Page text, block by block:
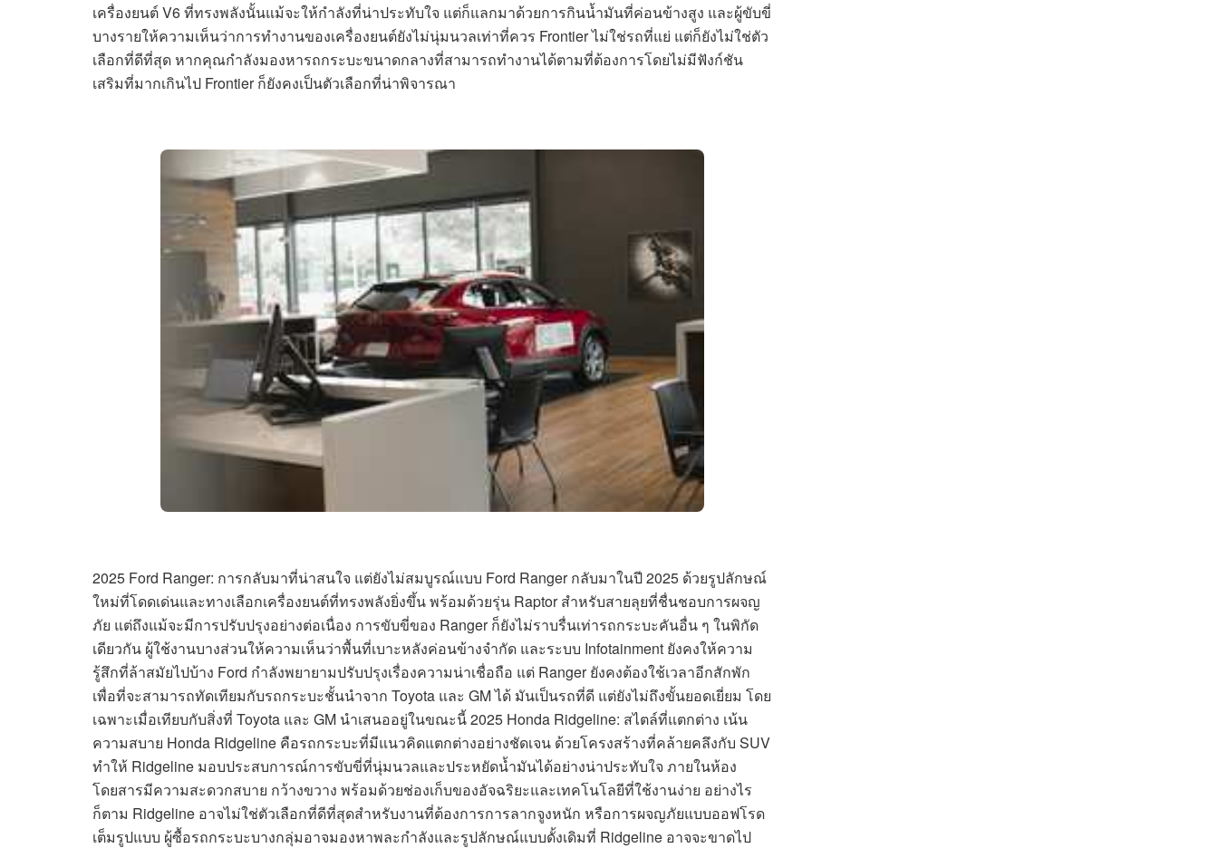
เครื่องยนต์ V6 ที่ทรงพลังนั้นแม้จะให้กำลังที่น่าประทับใจ แต่ก็แลกมาด้วยการกินน้ำมันที่ค่อนข้างสูง และผู้ขับขี่
บางรายให้ความเห็นว่าการทำงานของเครื่องยนต์ยังไม่นุ่มนวลเท่าที่ควร Frontier ไม่ใช่รถที่แย่ แต่ก็ยังไม่ใช่ตัว
เลือกที่ดีที่สุด หากคุณกำลังมองหารถกระบะขนาดกลางที่สามารถทำงานได้ตามที่ต้องการโดยไม่มีฟังก์ชัน
เสริมที่มากเกินไป Frontier ก็ยังคงเป็นตัวเลือกที่น่าพิจารณา
2025 Ford Ranger: การกลับมาที่น่าสนใจ แต่ยังไม่สมบูรณ์แบบ Ford Ranger กลับมาในปี 2025 ด้วยรูปลักษณ์
ใหม่ที่โดดเด่นและทางเลือกเครื่องยนต์ที่ทรงพลังยิ่งขึ้น พร้อมด้วยรุ่น Raptor สำหรับสายลุยที่ชื่นชอบการผจญ
ภัย แต่ถึงแม้จะมีการปรับปรุงอย่างต่อเนื่อง การขับขี่ของ Ranger ก็ยังไม่ราบรื่นเท่ารถกระบะคันอื่น ๆ ในพิกัด
เดียวกัน ผู้ใช้งานบางส่วนให้ความเห็นว่าพื้นที่เบาะหลังค่อนข้างจำกัด และระบบ Infotainment ยังคงให้ความ
รู้สึกที่ล้าสมัยไปบ้าง Ford กำลังพยายามปรับปรุงเรื่องความน่าเชื่อถือ แต่ Ranger ยังคงต้องใช้เวลาอีกสักพัก
เพื่อที่จะสามารถทัดเทียมกับรถกระบะชั้นนำจาก Toyota และ GM ได้ มันเป็นรถที่ดี แต่ยังไม่ถึงขั้นยอดเยี่ยม โดย
เฉพาะเมื่อเทียบกับสิ่งที่ Toyota และ GM นำเสนออยู่ในขณะนี้ 2025 Honda Ridgeline: สไตล์ที่แตกต่าง เน้น
ความสบาย Honda Ridgeline คือรถกระบะที่มีแนวคิดแตกต่างอย่างชัดเจน ด้วยโครงสร้างที่คล้ายคลึงกับ SUV
ทำให้ Ridgeline มอบประสบการณ์การขับขี่ที่นุ่มนวลและประหยัดน้ำมันได้อย่างน่าประทับใจ ภายในห้อง
โดยสารมีความสะดวกสบาย กว้างขวาง พร้อมด้วยช่องเก็บของอัจฉริยะและเทคโนโลยีที่ใช้งานง่าย อย่างไร
ก็ตาม Ridgeline อาจไม่ใช่ตัวเลือกที่ดีที่สุดสำหรับงานที่ต้องการการลากจูงหนัก หรือการผจญภัยแบบออฟโรด
เต็มรูปแบบ ผู้ซื้อรถกระบะบางกลุ่มอาจมองหาพละกำลังและรูปลักษณ์แบบดั้งเดิมที่ Ridgeline อาจจะขาดไป